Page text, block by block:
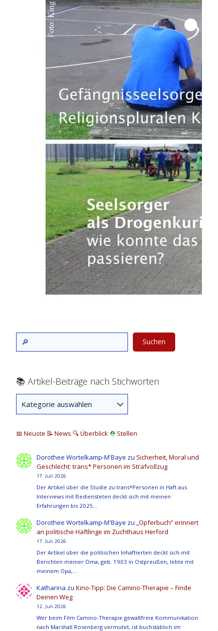
Suchen
📚 Artikel-Beiträge nach Stichworten
📅 Neuste 📝 News 🔍 Überblick ⛑ Stellen
Dorothee Wortelkamp-M'Baye zu Sicherheit, Moral und
Geschlecht: trans* Personen im Strafvollzug
17. Juli 2026
Der Artikel über die Studie zu trans*Personen in Haft aus
Interviews mit Bediensteten deckt sich mit meinen
Erfahrungen bis 2025…
Dorothee Wortelkamp-M'Baye zu „Opferbuch“ erinnert
an politische Häftlinge im Zuchthaus Herford
17. Juli 2026
Der Artikel über die politischen Inhaftierten deckt sich mit
Berichten meiner Oma, geb. 1903 in Ostpreußen, lebte mit
meinem Opa,…
Katharina zuKino-Tipp: Die Camino-Therapie – Finde
Deinen Weg
12. Juli 2026
Wer beim Film Camino-Therapie gewaltfreie Kommunikation
nach Marshall Rosenberg vermutet, ist buchstäblich im